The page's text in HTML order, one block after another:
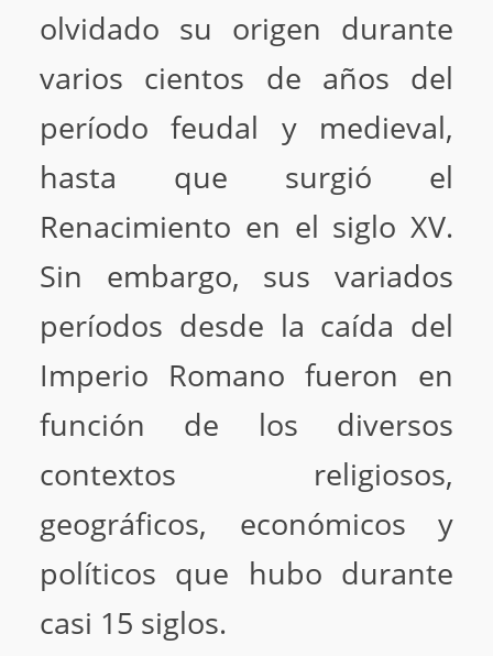
olvidado su origen durante
varios cientos de años del
período feudal y medieval,
hasta que surgió el
Renacimiento en el siglo XV.
Sin embargo, sus variados
períodos desde la caída del
Imperio Romano fueron en
función de los diversos
contextos religiosos,
geográficos, económicos y
políticos que hubo durante
casi 15 siglos.